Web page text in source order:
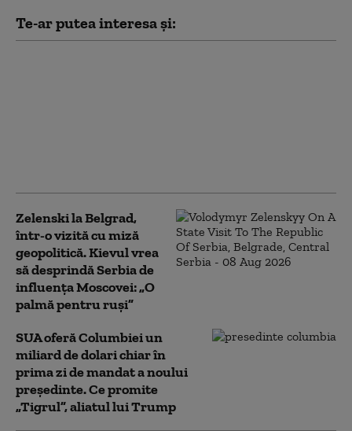
Te-ar putea interesa și:
Zelenski la Belgrad,
într-o vizită cu miză
geopolitică. Kievul vrea
să desprindă Serbia de
influența Moscovei: „O
palmă pentru ruși”
SUA oferă Columbiei un
miliard de dolari chiar în
prima zi de mandat a noului
președinte. Ce promite
„Tigrul”, aliatul lui Trump